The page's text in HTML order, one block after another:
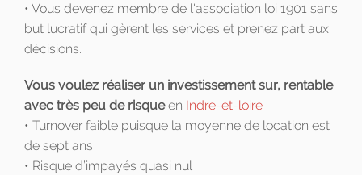
• Vous devenez membre de l'association loi 1901 sans
but lucratif qui gèrent les services et prenez part aux
décisions.
Vous voulez réaliser un investissement sur, rentable
avec très peu de risqueen Indre-et-loire :
• Turnover faible puisque la moyenne de location est
de sept ans
• Risque d’impayés quasi nul